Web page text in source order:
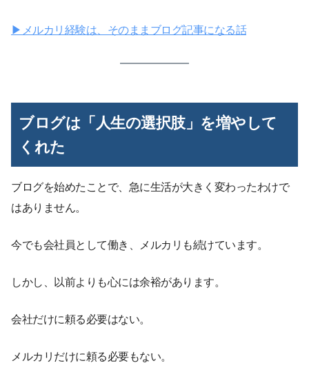
▶︎メルカリ経験は、そのままブログ記事になる話
ブログは「人生の選択肢」を増やして
くれた
ブログを始めたことで、急に生活が大きく変わったわけで
はありません。
今でも会社員として働き、メルカリも続けています。
しかし、以前よりも心には余裕があります。
会社だけに頼る必要はない。
メルカリだけに頼る必要もない。